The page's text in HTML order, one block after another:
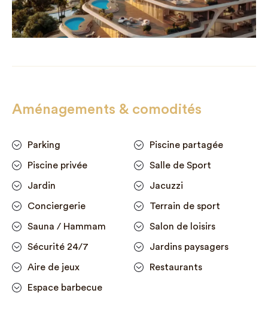
Aménagements & comodités
Parking Piscine partagée
Piscine privée Salle de Sport
Jardin Jacuzzi
Conciergerie Terrain de sport
Sauna / Hammam Salon de loisirs
Sécurité 24/7 Jardins paysagers
Aire de jeux Restaurants
Espace barbecue